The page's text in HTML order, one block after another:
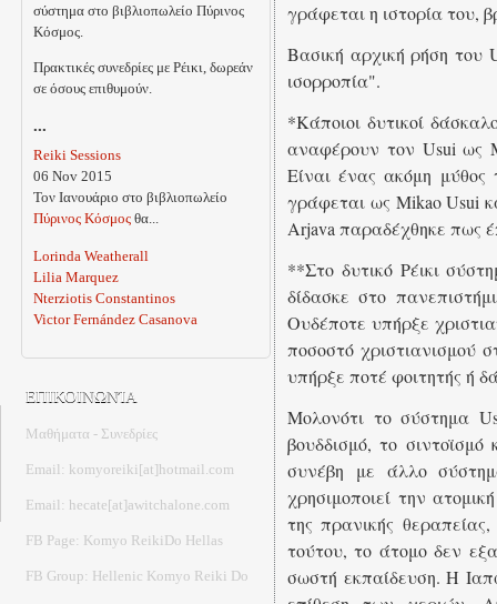
γράφεται η ιστορία του,
Βασική αρχική ρήση του
ισορροπία".
*Κάποιοι δυτικοί
αναφέρουν τον Usui ως
Είναι ένας ακόμη μύθος
γράφεται ως Mikao Usui
Arjava παραδέχθηκε πως
**Στο δυτικό Ρέικι
δίδασκε στο
Ουδέποτε υπήρξε
ποσοστό χριστιανισμού
υπήρξε ποτέ φοιτητής ή
Μολονότι το σύστημα
βουδδισμό, το
συνέβη με άλλο
χρησιμοποιεί την
της πρανικής
τούτου, το άτομο δεν
σωστή εκπαίδευση. Η
σύστημα στο βιβλιοπωλείο Πύρινος
Κόσμος.
Πρακτικές συνεδρίες με Ρέικι, δωρεάν
σε όσους επιθυμούν.
...
Reiki Sessions
06 Nov 2015
Τον Ιανουάριο στο βιβλιοπωλείο
Πύρινος Κόσμος θα...
Lorinda Weatherall
Lilia Marquez
Nterziotis Constantinos
Victor Fernández Casanova
ΕΠΙΚΟΙΝΩΝΊΑ
Μαθήματα - Συνεδρίες
Email: komyoreiki[at]hotmail.com
Email: hecate[at]awitchalone.com
FB Page: Komyo ReikiDo Hellas
FB Group: Hellenic Komyo Reiki Do